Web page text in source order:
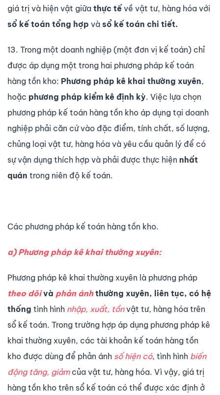
giá trị và hiện vật giữa thực tế về vật tư, hàng hóa với
sổ kế toán tổng hợp và sổ kế toán chi tiết.
13. Trong một doanh nghiệp (một đơn vị kế toán) chỉ
được áp dụng một trong hai phương pháp kế toán
hàng tồn kho: Phương pháp kê khai thường xuyên,
hoặc phương pháp kiểm kê định kỳ. Việc lựa chọn
phương pháp kế toán hàng tồn kho áp dụng tại doanh
nghiệp phải căn cứ vào đặc điểm, tính chất, số lượng,
chủng loại vật tư, hàng hóa và yêu cầu quản lý để có
sự vận dụng thích hợp và phải được thực hiện nhất
quán trong niên độ kế toán.
Các phương pháp kế toán hàng tồn kho.
a) Phương pháp kê khai thường xuyên:
Phương pháp kê khai thường xuyên là phương pháp
theo dõivà phản ánhthường xuyên, liên tục, có hệ
thống tình hình nhập, xuất, tồnvật tư, hàng hóa trên
sổ kế toán. Trong trường hợp áp dụng phương pháp kê
khai thường xuyên, các tài khoản kế toán hàng tồn
kho được dùng để phản ánh số hiện có, tình hình biến
động tăng, giảmcủa vật tư, hàng hóa. Vì vậy, giá trị
hàng tồn kho trên sổ kế toán có thể được xác định ở